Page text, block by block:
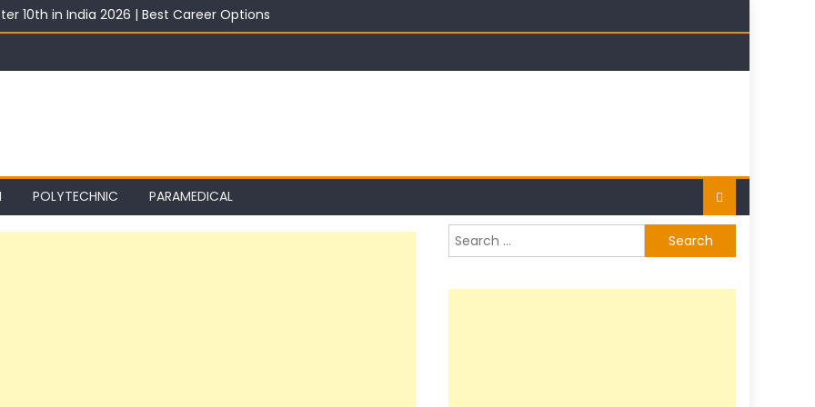
10th in India 2026 | Best Career Options
With Salary 2026 | Top Career Options
2026: Best ITI Trade, Salary & Job Scope
Wise: Expected Marks, Rank List & Merit List
POLYTECHNIC PARAMEDICAL
Search
for: